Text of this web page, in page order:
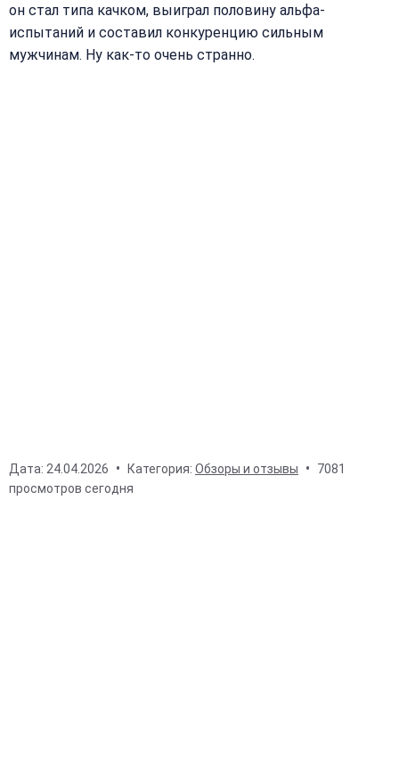
он стал типа качком, выиграл половину альфа-
испытаний и составил конкуренцию сильным
мужчинам. Ну как-то очень странно.
Дата: 24.04.2026 Категория: Обзоры и отзывы
7081
просмотров сегодня